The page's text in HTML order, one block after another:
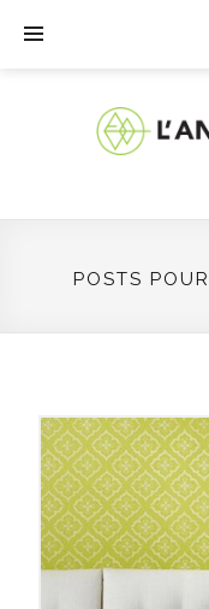
POSTS POUR